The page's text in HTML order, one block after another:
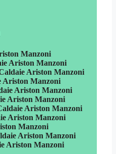
Manzoni
Ariston Manzoni
Ariston Manzoni
Ariston Manzoni
Ariston Manzoni
Ariston Manzoni
Ariston Manzoni
Ariston Manzoni
Manzoni
Ariston Manzoni
Ariston Manzoni